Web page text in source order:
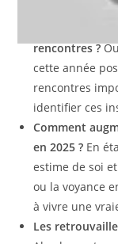
la voyance
rencontres ?
cette année
rencontres
identifier ces
Comment
en 2025 ? En
estime de soi
ou la voyance
à vivre une
Les